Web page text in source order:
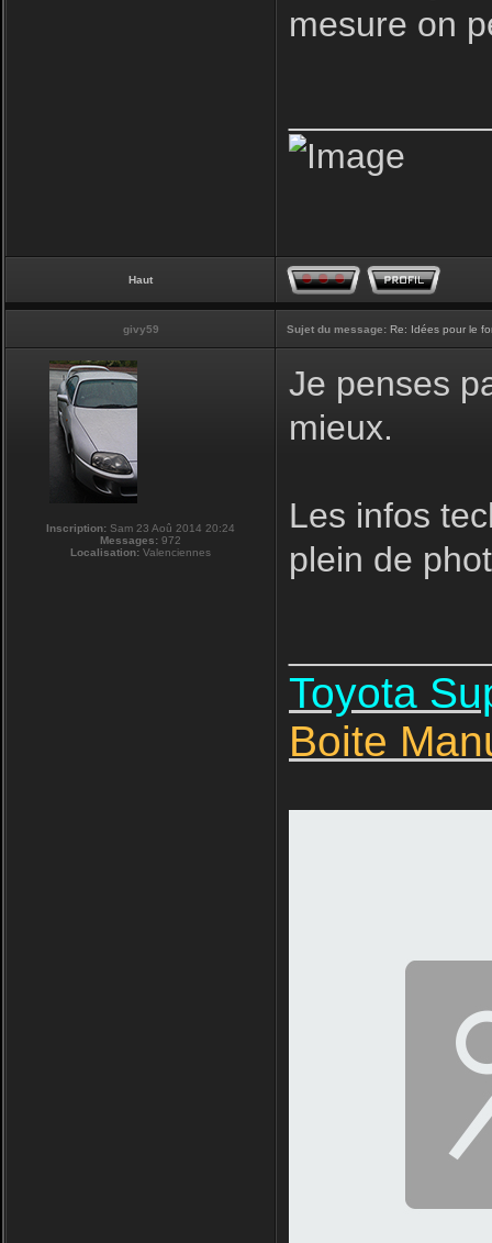
mesure on
Haut
givy59 Sujet du message: Re: Idées pour le
Inscription: Sam 23 Aoû 2014 20:24
Messages: 972
Localisation: Valenciennes
Je penses
mieux.
Les infos
plein de
Toyota
Boite